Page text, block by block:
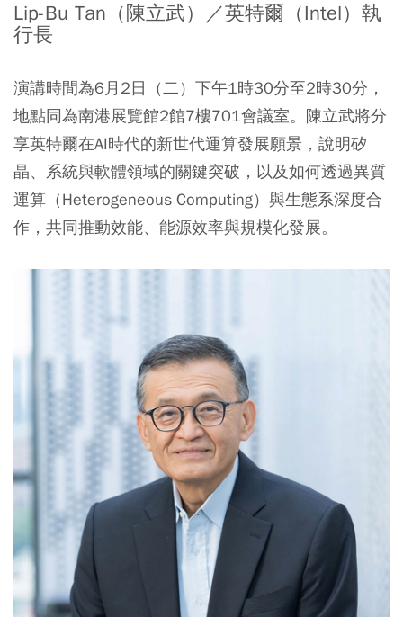
Lip-Bu Tan（陳立武）／英特爾（Intel）執
行長
演講時間為6月2日（二）下午1時30分至2時30分，
地點同為南港展覽館2館7樓701會議室。陳立武將分
享英特爾在AI時代的新世代運算發展願景，說明矽
晶、系統與軟體領域的關鍵突破，以及如何透過異質
運算（Heterogeneous Computing）與生態系深度合
作，共同推動效能、能源效率與規模化發展。